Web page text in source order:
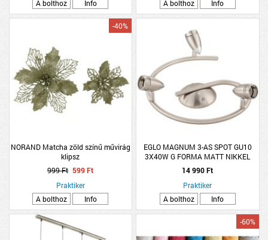
A bolthoz Info A bolthoz Info
NORAND Matcha zöld színű művirág
klipsz
-40%
999 Ft 599 Ft
Praktiker
A bolthoz
Info
EGLO MAGNUM 3-AS SPOT GU10
3X40W G FORMA MATT NIKKEL
FÉNYFORRÁS NÉLKÜL (CSAK
ENTAK/LED)
14 990 Ft
Praktiker
A bolthoz
Info
-60%